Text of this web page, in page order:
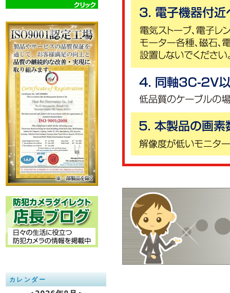
カレンダー